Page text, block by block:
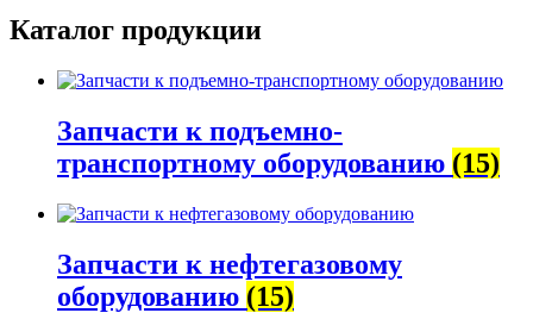
Каталог продукции
Запчасти к подъемно-
транспортному оборудованию (15)
Запчасти к нефтегазовому
оборудованию (15)